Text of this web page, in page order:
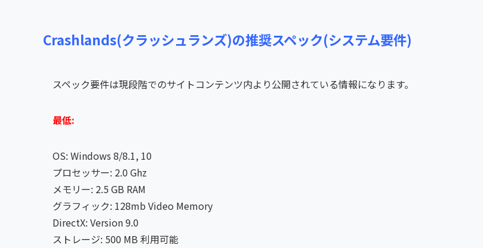
Crashlands(クラッシュランズ)の推奨スペック(システム要件)
スペック要件は現段階でのサイトコンテンツ内より公開されている情報になります。
最低:
OS: Windows 8/8.1, 10
プロセッサー: 2.0 Ghz
メモリー: 2.5 GB RAM
グラフィック: 128mb Video Memory
DirectX: Version 9.0
ストレージ: 500 MB 利用可能